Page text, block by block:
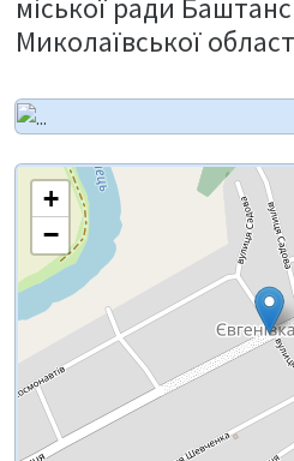
міської ради
Миколаївської
+
−